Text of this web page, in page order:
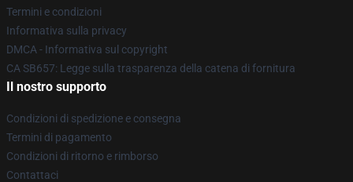
Termini e condizioni
Informativa sulla privacy
DMCA - Informativa sul copyright
CA SB657: Legge sulla trasparenza della catena di fornitura
Il nostro supporto
Condizioni di spedizione e consegna
Termini di pagamento
Condizioni di ritorno e rimborso
Contattaci